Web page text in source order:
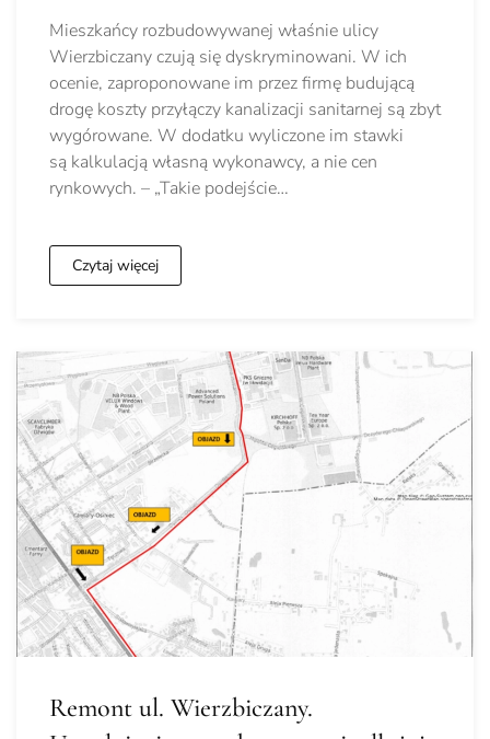
Mieszkańcy rozbudowywanej właśnie ulicy
Wierzbiczany czują się dyskryminowani. W ich
ocenie, zaproponowane im przez firmę budującą
drogę koszty przyłączy kanalizacji sanitarnej są zbyt
wygórowane. W dodatku wyliczone im stawki
są kalkulacją własną wykonawcy, a nie cen
rynkowych. – „Takie podejście…
Czytaj więcej
Remont ul. Wierzbiczany.